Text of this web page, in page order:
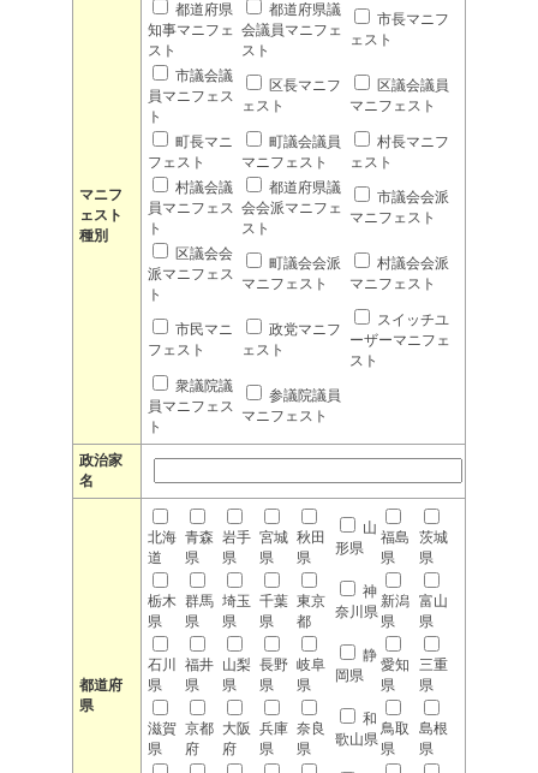
マニフ
ェスト
種別
都道府県
知事マニフェ
スト
都道府県議
会議員マニフェ
スト
市長マニフ
ェスト
市議会議
員マニフェス
ト
区長マニフ
ェスト
区議会議員
マニフェスト
町長マニ
フェスト
町議会議員
マニフェスト
村長マニフ
ェスト
村議会議
員マニフェス
ト
都道府県議
会会派マニフェ
スト
市議会会派
マニフェスト
区議会会
派マニフェス
ト
町議会会派
マニフェスト
村議会会派
マニフェスト
市民マニ
フェスト
政党マニフ
ェスト
スイッチユ
ーザーマニフェ
スト
衆議院議
員マニフェス
ト
参議院議員
マニフェスト
政治家
名
都道府
県
北海
道
青森
県
岩手
県
宮城
県
秋田
県
山
形県
福島
県
茨城
県
栃木
県
群馬
県
埼玉
県
千葉
県
東京
都
神
奈川県
新潟
県
富山
県
石川
県
福井
県
山梨
県
長野
県
岐阜
県
静
岡県
愛知
県
三重
県
滋賀
県
京都
府
大阪
府
兵庫
県
奈良
県
和
歌山県
鳥取
県
島根
県